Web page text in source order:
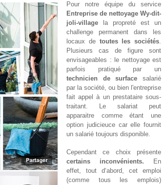
Pour notre équipe du service
Entreprise de nettoyage Wy-dit-
joli-village la propreté est un
challenge permanent dans les
locaux de toutes les sociétés.
Plusieurs cas de figure sont
envisageables : le nettoyage est
parfois pratiqué par un
technicien de surface salarié
par la société, ou bien l'entreprise
fait appel à un prestataire sous-
traitant. Le salariat peut
apparaitre comme étant une
option judicieuce car elle fournit
un salarié toujours disponible.
Cependant ce choix présente
certains inconvénients. En
effet, tout d‘abord, cet emploi
(comme tous les emplois)